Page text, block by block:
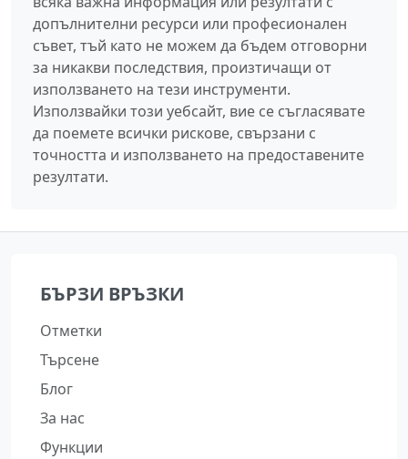
допълнителни ресурси или професионален
съвет, тъй като не можем да бъдем отговорни
за никакви последствия, произтичащи от
използването на тези инструменти.
Използвайки този уебсайт, вие се съгласявате
да поемете всички рискове, свързани с
точността и използването на предоставените
резултати.
БЪРЗИ ВРЪЗКИ
Отметки
Търсене
Блог
За нас
Функции